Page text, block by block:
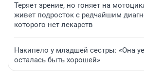
Теряет зрение, но гоняет на
живет подросток с редчайшим
которого нет лекарств
Накипело у младшей сестры: «Она
осталась быть хорошей»